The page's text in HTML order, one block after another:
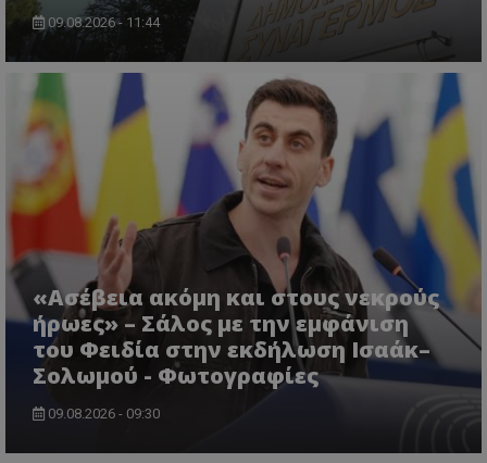
09.08.2026 - 11:44
«Ασέβεια ακόμη και στους νεκρούς
ήρωες» – Σάλος με την εμφάνιση
του Φειδία στην εκδήλωση Ισαάκ–
Σολωμού - Φωτογραφίες
09.08.2026 - 09:30
VISITOR_PRIVACY_METADATA
.youtube.com